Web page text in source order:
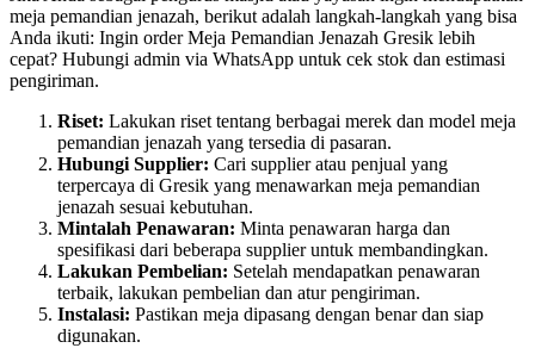
meja pemandian jenazah, berikut adalah langkah-langkah yang bisa
Anda ikuti: Ingin order Meja Pemandian Jenazah Gresik lebih
cepat? Hubungi admin via WhatsApp untuk cek stok dan estimasi
pengiriman.
Riset: Lakukan riset tentang berbagai merek dan model meja
pemandian jenazah yang tersedia di pasaran.
Hubungi Supplier: Cari supplier atau penjual yang
terpercaya di Gresik yang menawarkan meja pemandian
jenazah sesuai kebutuhan.
Mintalah Penawaran: Minta penawaran harga dan
spesifikasi dari beberapa supplier untuk membandingkan.
Lakukan Pembelian: Setelah mendapatkan penawaran
terbaik, lakukan pembelian dan atur pengiriman.
Instalasi: Pastikan meja dipasang dengan benar dan siap
digunakan.